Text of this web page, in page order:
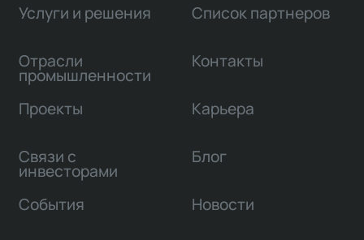
Услуги и решения
Отрасли
промышленности
Проекты
Связи с
инвесторами
Список партнеров
Контакты
Карьера
Блог
События Новости